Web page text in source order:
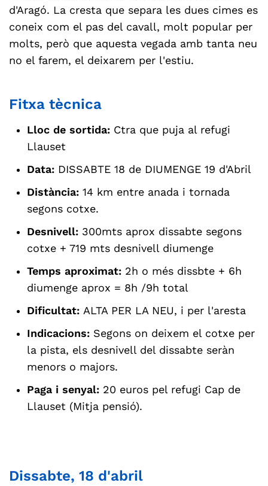
d'Aragó. La cresta que separa les dues cimes es
coneix com el pas del cavall, molt popular per
molts, però que aquesta vegada amb tanta neu
no el farem, el deixarem per l'estiu.
Fitxa tècnica
Lloc de sortida: Ctra que puja al refugi
Llauset
Data: DISSABTE 18 de DIUMENGE 19 d'Abril
Distància: 14 km entre anada i tornada
segons cotxe.
Desnivell: 300mts aprox dissabte segons
cotxe + 719 mts desnivell diumenge
Temps aproximat: 2h o més dissbte + 6h
diumenge aprox = 8h /9h total
Dificultat: ALTA PER LA NEU, i per l'aresta
Indicacions: Segons on deixem el cotxe per
la pista, els desnivell del dissabte seràn
menors o majors.
Paga i senyal: 20 euros pel refugi Cap de
Llauset (Mitja pensió).
Dissabte, 18 d'abril